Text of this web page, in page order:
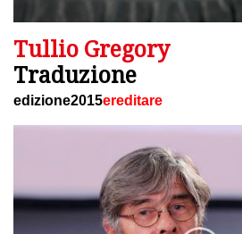
Tullio Gregory
Traduzione
edizione2015ereditare